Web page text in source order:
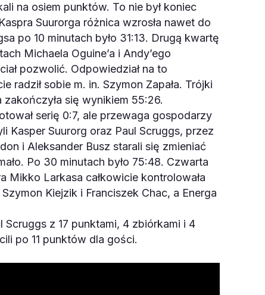
na osiem punktów. To nie był koniec
Suurorga różnica wzrosła nawet do
po 10 minutach było 31:13. Drugą kwartę
Michaela Oguine’a i Andy’ego
pozwolić. Odpowiedział na to
radził sobie m. in. Szymon Zapała. Trójki
zakończyła się wynikiem 55:26.
serię 0:7, ale przewaga gospodarzy
Kasper Suurorg oraz Paul Scruggs, przez
i Aleksander Busz starali się zmieniać
Po 30 minutach było 75:48. Czwarta
Mikko Larkasa całkowicie kontrolowała
Kiejzik i Franciszek Chac, a Energa
z 17 punktami, 4 zbiórkami i 4
po 11 punktów dla gości.